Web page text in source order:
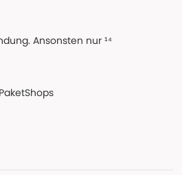
Ansonsten nur ¹⁴